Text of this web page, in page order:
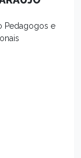
Pedagogos e